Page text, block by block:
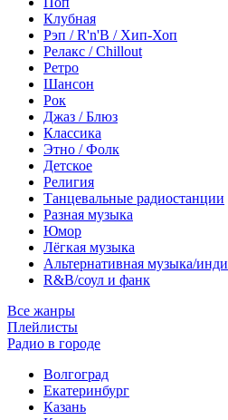
Клубная
Рэп / R'n'B / Хип-Хоп
Релакс / Chillout
Ретро
Шансон
Рок
Джаз / Блюз
Классика
Этно / Фолк
Детское
Религия
Танцевальные радиостанции
Разная музыка
Юмор
Лёгкая музыка
Альтернативная музыка/инди
R&B/cоул и фанк
Все жанры
Плейлисты
Радио в городе
Волгоград
Екатеринбург
Казань